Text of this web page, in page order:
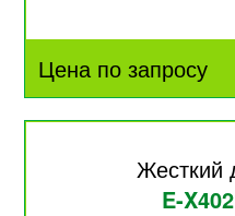
Цена по запросу
Жесткий
E-